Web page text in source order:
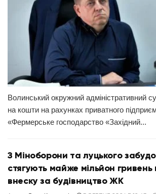
Волинський окружний адміністративний
на кошти на рахунках приватного
«Фермерське господарство «Західний...
З Міноборони та луцького
стягують майже мільйон гривень
внеску за будівництво ЖК